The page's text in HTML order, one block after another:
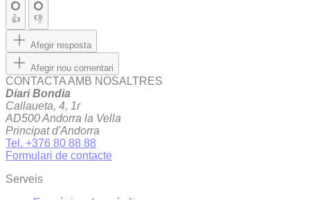
👍 👎
Afegir resposta
Afegir nou comentari
CONTACTA AMB NOSALTRES
Diari Bondia
Callaueta, 4, 1r
AD500 Andorra la Vella
Principat d'Andorra
Tel. +376 80 88 88
Formulari de contacte
Serveis